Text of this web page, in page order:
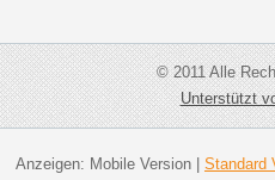
© 2011 Alle
Unterstützt
Anzeigen: Mobile Version| Standard